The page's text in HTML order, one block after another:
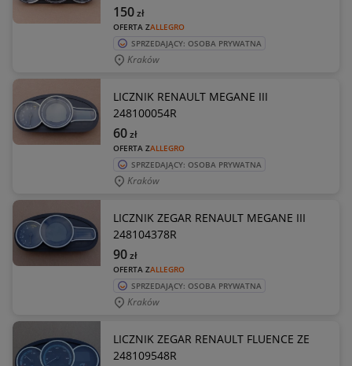
OFERTA ZALLEGRO
150zł
SPRZEDAJĄCY: OSOBA PRYWATNA
Kraków
LICZNIK RENAULT MEGANE III
248100054R
OFERTA ZALLEGRO
60zł
SPRZEDAJĄCY: OSOBA PRYWATNA
Kraków
LICZNIK ZEGAR RENAULT MEGANE III
248104378R
OFERTA ZALLEGRO
90zł
SPRZEDAJĄCY: OSOBA PRYWATNA
Kraków
LICZNIK ZEGAR RENAULT FLUENCE ZE
248109548R